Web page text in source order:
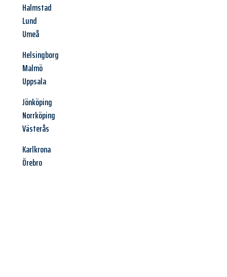
Halmstad
Lund
Umeå
Helsingborg
Malmö
Uppsala
Jönköping
Norrköping
Västerås
Karlkrona
Örebro